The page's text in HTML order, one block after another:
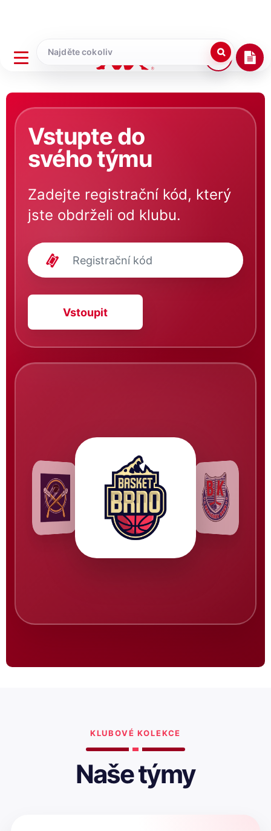
Vstupte do
svého týmu
Zadejte registrační kód, který
jste obdrželi od klubu.
Vstoupit
KLUBOVÉ KOLEKCE
Naše týmy